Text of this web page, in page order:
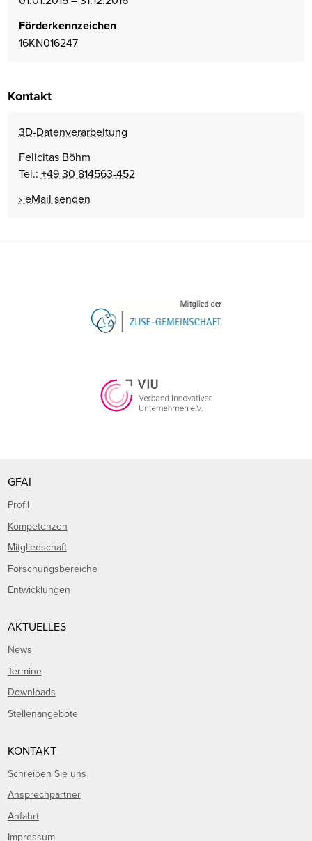
Förderkennzeichen
16KN016247
Kontakt
3D-Datenverarbeitung
Felicitas Böhm
Tel.: +49 30 814563-452
eMail senden
GFAI
Profil
Kompetenzen
Mitgliedschaft
Forschungsbereiche
Entwicklungen
AKTUELLES
News
Termine
Downloads
Stellenangebote
KONTAKT
Schreiben Sie uns
Ansprechpartner
Anfahrt
Impressum